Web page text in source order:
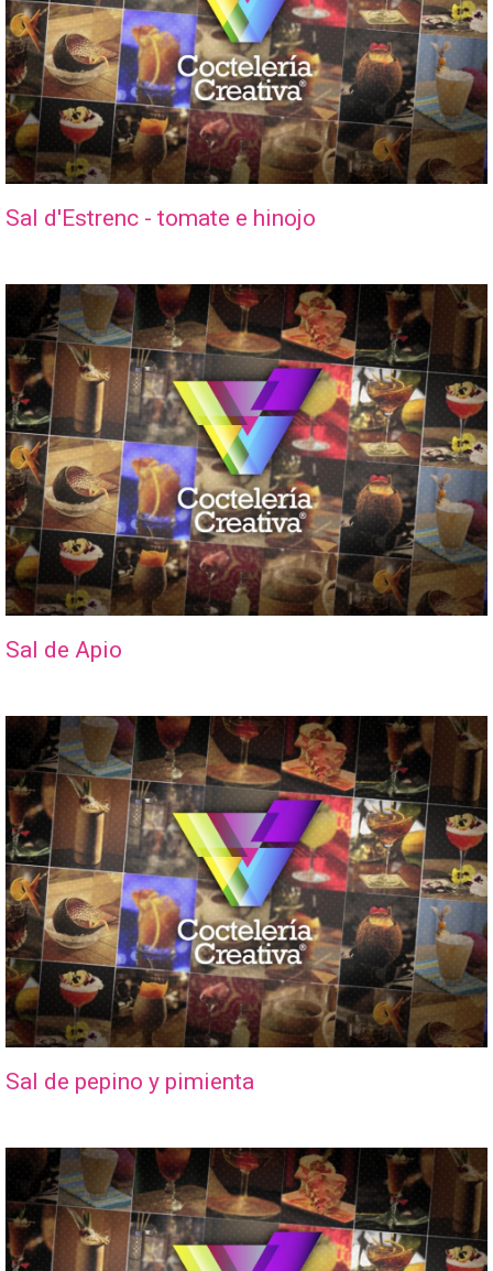
Sal d'Estrenc - tomate e hinojo
Sal de Apio
Sal de pepino y pimienta